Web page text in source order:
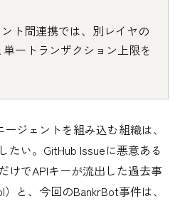
ント間連携では、別レイヤの
単一トランザクション上限を
ジェントを組み込む組織は、
たい。GitHub Issueに悪意ある
けでAPIキーが流出した過去事
と、今回のBankrBot事件は、